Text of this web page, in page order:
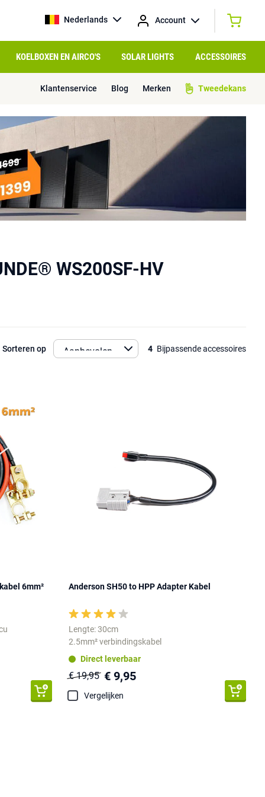
Nederlands Account
KOELBOXEN EN AIRCO'S SOLAR LIGHTS ACCESSOIRES
Klantenservice Blog Merken Tweedekans
WS200SF-HV
Sorteren op 4 Bijpassende accessoires
6mm² Anderson SH50 to HPP Adapter Kabel
Lengte: 30cm
2.5mm² verbindingskabel
Direct leverbaar
€ 19,95 € 9,95
Vergelijken